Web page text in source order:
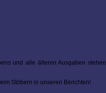
und alle älteren Ausgaben stehen
Stöbern in unseren Berichten!